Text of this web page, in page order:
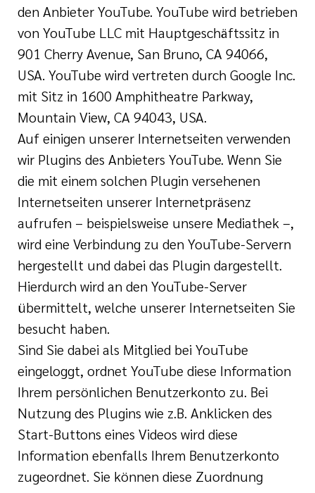
den Anbieter YouTube. YouTube wird betrieben
von YouTube LLC mit Hauptgeschäftssitz in
901 Cherry Avenue, San Bruno, CA 94066,
USA. YouTube wird vertreten durch Google Inc.
mit Sitz in 1600 Amphitheatre Parkway,
Mountain View, CA 94043, USA.
Auf einigen unserer Internetseiten verwenden
wir Plugins des Anbieters YouTube. Wenn Sie
die mit einem solchen Plugin versehenen
Internetseiten unserer Internetpräsenz
aufrufen – beispielsweise unsere Mediathek –,
wird eine Verbindung zu den YouTube-Servern
hergestellt und dabei das Plugin dargestellt.
Hierdurch wird an den YouTube-Server
übermittelt, welche unserer Internetseiten Sie
besucht haben.
Sind Sie dabei als Mitglied bei YouTube
eingeloggt, ordnet YouTube diese Information
Ihrem persönlichen Benutzerkonto zu. Bei
Nutzung des Plugins wie z.B. Anklicken des
Start-Buttons eines Videos wird diese
Information ebenfalls Ihrem Benutzerkonto
zugeordnet. Sie können diese Zuordnung